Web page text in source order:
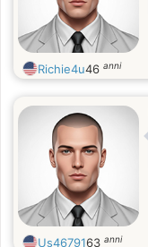
Richie4u46 anni
Us4679163 anni